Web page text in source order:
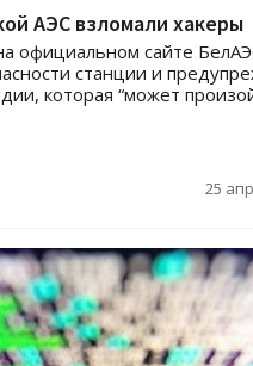
АЭС взломали хакеры
официальном сайте
станции и
которая “может
25